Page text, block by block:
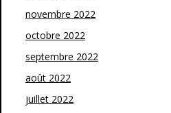
novembre 2022
octobre 2022
septembre 2022
août 2022
juillet 2022